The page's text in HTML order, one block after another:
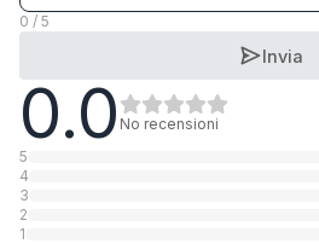
1 Categoria
5.6 Stahl verzinkt
1 Categoria
0 / 5
Invia
0.0 No recensioni
5
4
3
2
1